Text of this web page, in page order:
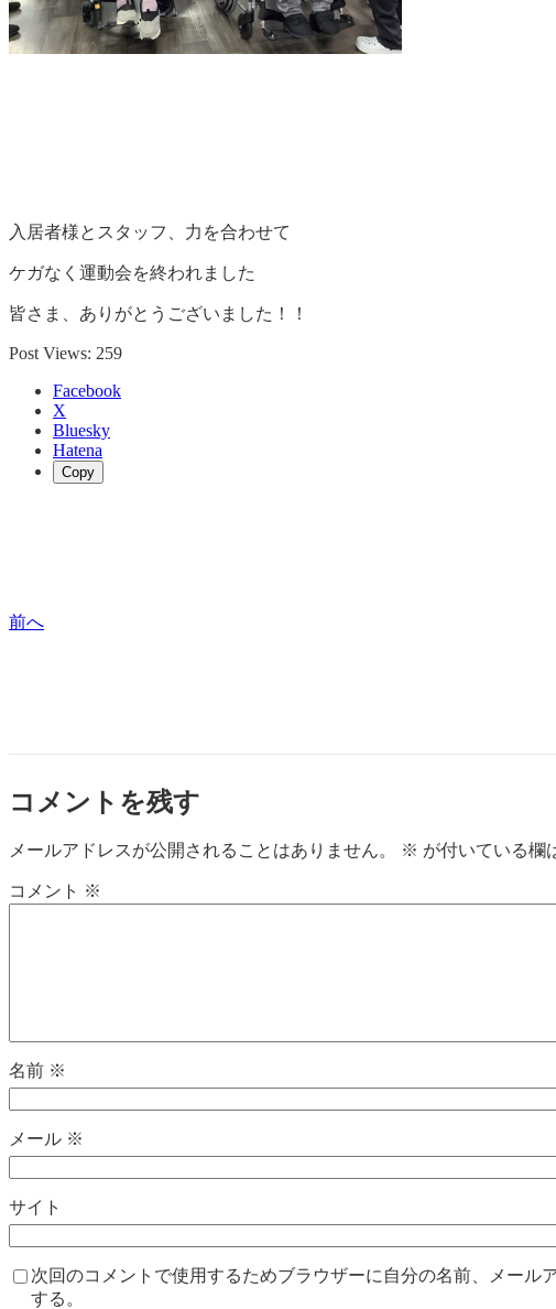
入居者様とスタッフ、力を合わせて
ケガなく運動会を終われました
皆さま、ありがとうございました！！
Post Views: 259
Facebook
X
Bluesky
Hatena
Copy
前へ
コメントを残す
メールアドレスが公開されることはありません。 ※ が付いている欄
コメント ※
名前 ※
メール ※
サイト
次回のコメントで使用するためブラウザーに自分の名前、メール
する。